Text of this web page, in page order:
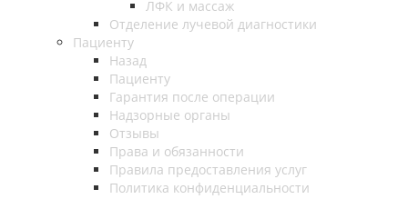
ЛФК и массаж
Отделение лучевой диагностики
Пациенту
Назад
Пациенту
Гарантия после операции
Надзорные органы
Отзывы
Права и обязанности
Правила предоставления услуг
Политика конфиденциальности